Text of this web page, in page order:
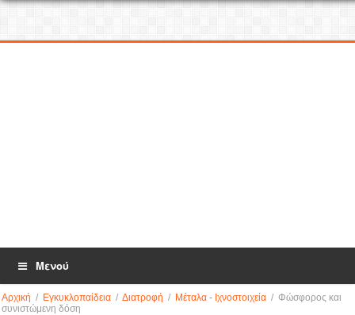
Μενού
Αρχική / Εγκυκλοπαίδεια / Διατροφή / Μέταλα - Ιχνοστοιχεία / Φώσφορος και
συνιστώμενη δόση